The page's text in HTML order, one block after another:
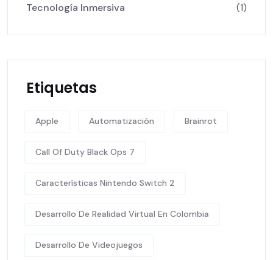
Tecnología Inmersiva (1)
Etiquetas
Apple Automatización Brainrot
Call Of Duty Black Ops 7
Características Nintendo Switch 2
Desarrollo De Realidad Virtual En Colombia
Desarrollo De Videojuegos